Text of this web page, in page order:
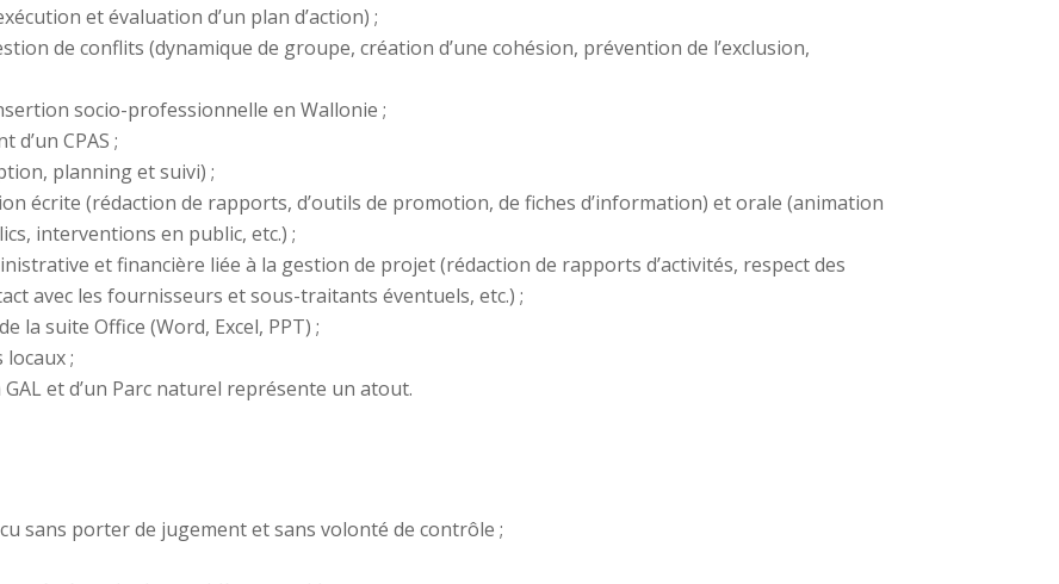
et évaluation d’un plan d’action) ;
de conflits (dynamique de groupe, création d’une cohésion, prévention de l’exclusion,
socio-professionnelle en Wallonie ;
CPAS ;
planning et suivi) ;
écrite (rédaction de rapports, d’outils de promotion, de fiches d’information) et orale (animation
interventions en public, etc.) ;
et financière liée à la gestion de projet (rédaction de rapports d’activités, respect des
avec les fournisseurs et sous-traitants éventuels, etc.) ;
la suite Office (Word, Excel, PPT) ;
;
et d’un Parc naturel représente un atout.
sans porter de jugement et sans volonté de contrôle ;